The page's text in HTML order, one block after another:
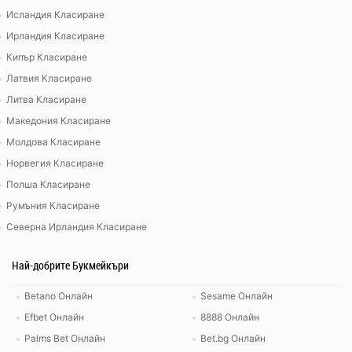
Исландия Класиране
Ирландия Класиране
Кипър Класиране
Латвия Класиране
Литва Класиране
Македония Класиране
Молдова Класиране
Норвегия Класиране
Полша Класиране
Румъния Класиране
Северна Ирландия Класиране
Най-добрите Букмейкъри
Betano Онлайн
Efbet Онлайн
Palms Bet Онлайн
Sesame Онлайн
8888 Онлайн
Bet.bg Онлайн